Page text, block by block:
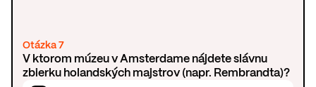
Otázka 7
V ktorom múzeu v Amsterdame nájdete slávnu
zbierku holandských majstrov (napr. Rembrandta)?